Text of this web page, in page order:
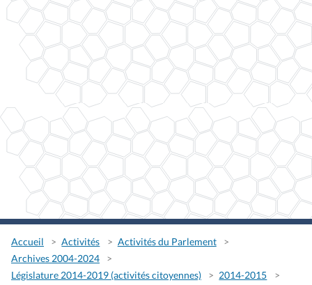
Accueil Activités
Activités du Parlement
Archives 2004-2024
Législature 2014-2019 (activités citoyennes)
2014-2015